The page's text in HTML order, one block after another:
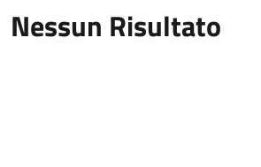
Nessun Risultato